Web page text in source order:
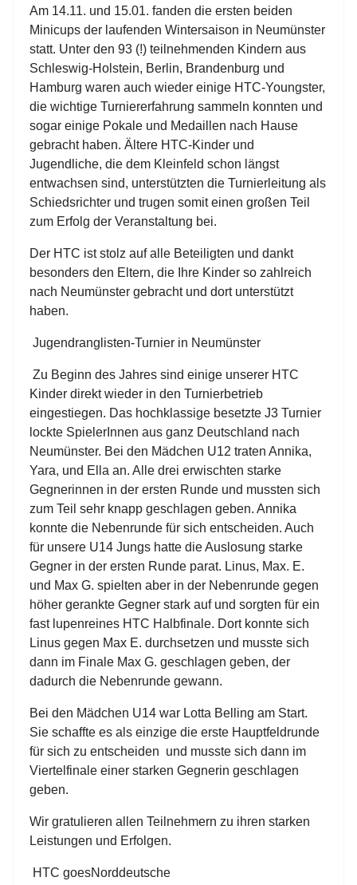
Am 14.11. und 15.01. fanden die ersten beiden
Minicups der laufenden Wintersaison in Neumünster
statt. Unter den 93 (!) teilnehmenden Kindern aus
Schleswig-Holstein, Berlin, Brandenburg und
Hamburg waren auch wieder einige HTC-Youngster,
die wichtige Turniererfahrung sammeln konnten und
sogar einige Pokale und Medaillen nach Hause
gebracht haben. Ältere HTC-Kinder und
Jugendliche, die dem Kleinfeld schon längst
entwachsen sind, unterstützten die Turnierleitung als
Schiedsrichter und trugen somit einen großen Teil
zum Erfolg der Veranstaltung bei.
Der HTC ist stolz auf alle Beteiligten und dankt
besonders den Eltern, die Ihre Kinder so zahlreich
nach Neumünster gebracht und dort unterstützt
haben.
Jugendranglisten-Turnier in Neumünster
Zu Beginn des Jahres sind einige unserer HTC
Kinder direkt wieder in den Turnierbetrieb
eingestiegen. Das hochklassige besetzte J3 Turnier
lockte SpielerInnen aus ganz Deutschland nach
Neumünster. Bei den Mädchen U12 traten Annika,
Yara, und Ella an. Alle drei erwischten starke
Gegnerinnen in der ersten Runde und mussten sich
zum Teil sehr knapp geschlagen geben. Annika
konnte die Nebenrunde für sich entscheiden. Auch
für unsere U14 Jungs hatte die Auslosung starke
Gegner in der ersten Runde parat. Linus, Max. E.
und Max G. spielten aber in der Nebenrunde gegen
höher gerankte Gegner stark auf und sorgten für ein
fast lupenreines HTC Halbfinale. Dort konnte sich
Linus gegen Max E. durchsetzen und musste sich
dann im Finale Max G. geschlagen geben, der
dadurch die Nebenrunde gewann.
Bei den Mädchen U14 war Lotta Belling am Start.
Sie schaffte es als einzige die erste Hauptfeldrunde
für sich zu entscheiden und musste sich dann im
Viertelfinale einer starken Gegnerin geschlagen
geben.
Wir gratulieren allen Teilnehmern zu ihren starken
Leistungen und Erfolgen.
HTC goesNorddeutsche